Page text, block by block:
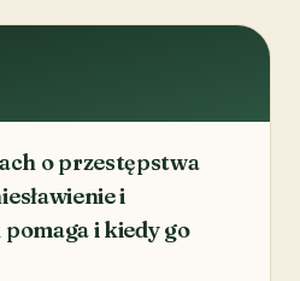
o przestępstwa
i
i kiedy go